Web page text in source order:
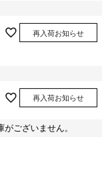
再入荷お知らせ
再入荷お知らせ
ございません。